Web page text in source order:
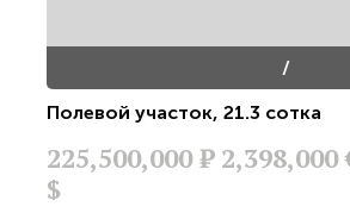
/
Полевой участок, 21.3 сотка
225,500,000Р 2,398,000
$